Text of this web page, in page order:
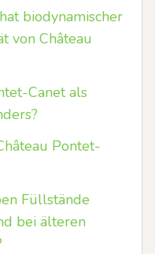
biodynamischer
von Château
Canet als
Pontet-
Füllstände
bei älteren